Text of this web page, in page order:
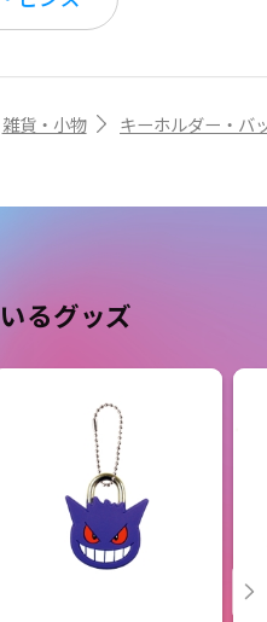
雑貨・小物 キーホルダー・バ
るグッズ